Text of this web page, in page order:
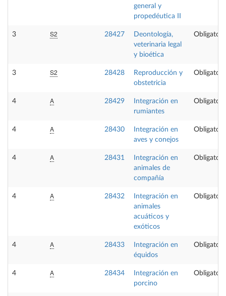
general y
propedéutica II
3 S2 28427
Deontología,
veterinaria legal
y bioética
3 S2 28428
Reproducción y
obstetricia
4 A 28429
Integración en
rumiantes
4 A 28430
Integración en
aves y conejos
4 A 28431
Integración en
animales de
compañía
4 A 28432
Integración en
animales
acuáticos y
exóticos
4 A 28433
Integración en
équidos
4 A 28434
Integración en
porcino